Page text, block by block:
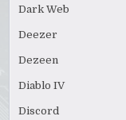
Dark Web
Deezer
Dezeen
Diablo IV
Discord